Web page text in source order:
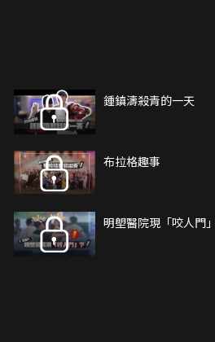
鍾鎮濤殺青的一天
布拉格趣事
明塱醫院現「咬人門